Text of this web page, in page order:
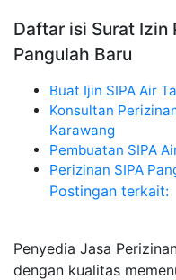
Daftar isi Surat Izin
Pangulah Baru
Buat Ijin SIPA Air
Konsultan
Karawang
Pembuatan SIPA
Perizinan SIPA
Postingan terkait:
Penyedia Jasa
dengan kualitas